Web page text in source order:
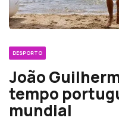
DESPORTO
João
tempo
mundial